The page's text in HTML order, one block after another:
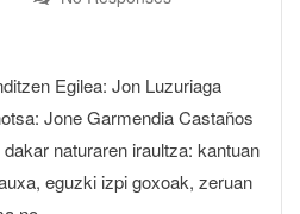
Egilea: Jon Luzuriaga
Jone Garmendia Castaños
naturaren iraultza: kantuan
eguzki izpi goxoak, zeruan